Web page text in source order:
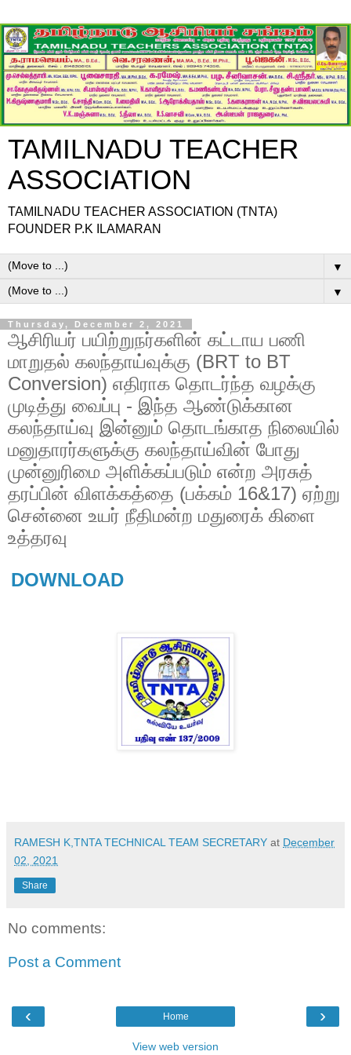
TAMILNADU TEACHER
ASSOCIATION
TAMILNADU TEACHER ASSOCIATION (TNTA)
FOUNDER P.K ILAMARAN
▼
▼
Thursday, December 2, 2021
ஆசிரியர் பயிற்றுநர்களின் கட்டாய பணி
மாறுதல் கலந்தாய்வுக்கு (BRT to BT
Conversion) எதிராக தொடர்ந்த வழக்கு
முடித்து வைப்பு - இந்த ஆண்டுக்கான
கலந்தாய்வு இன்னும் தொடங்காத நிலையில்
மனுதாரர்களுக்கு கலந்தாய்வின் போது
முன்னுரிமை அளிக்கப்படும் என்ற அரசுத்
தரப்பின் விளக்கத்தை (பக்கம் 16&17) ஏற்று
சென்னை உயர் நீதிமன்ற மதுரைக் கிளை
உத்தரவு
DOWNLOAD
RAMESH K,TNTA TECHNICAL TEAM SECRETARY at December
02, 2021
Share
No comments:
Post a Comment
‹ ›
Home
View web version